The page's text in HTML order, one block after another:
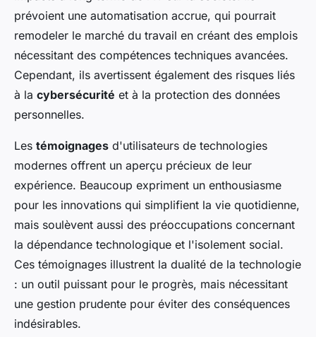
prévoient une automatisation accrue, qui pourrait
remodeler le marché du travail en créant des emplois
nécessitant des compétences techniques avancées.
Cependant, ils avertissent également des risques liés
à la cybersécurité et à la protection des données
personnelles.
Les témoignages d'utilisateurs de technologies
modernes offrent un aperçu précieux de leur
expérience. Beaucoup expriment un enthousiasme
pour les innovations qui simplifient la vie quotidienne,
mais soulèvent aussi des préoccupations concernant
la dépendance technologique et l'isolement social.
Ces témoignages illustrent la dualité de la technologie
: un outil puissant pour le progrès, mais nécessitant
une gestion prudente pour éviter des conséquences
indésirables.